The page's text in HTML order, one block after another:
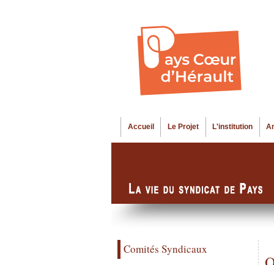
Menu principal
Accueil Le Projet L'institution
Comités Syndicaux